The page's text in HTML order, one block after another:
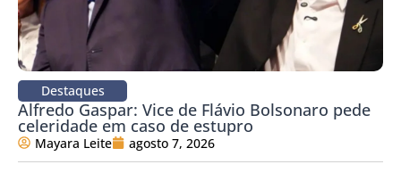
Destaques
Alfredo Gaspar: Vice de Flávio Bolsonaro pede
celeridade em caso de estupro
Mayara Leite agosto 7, 2026